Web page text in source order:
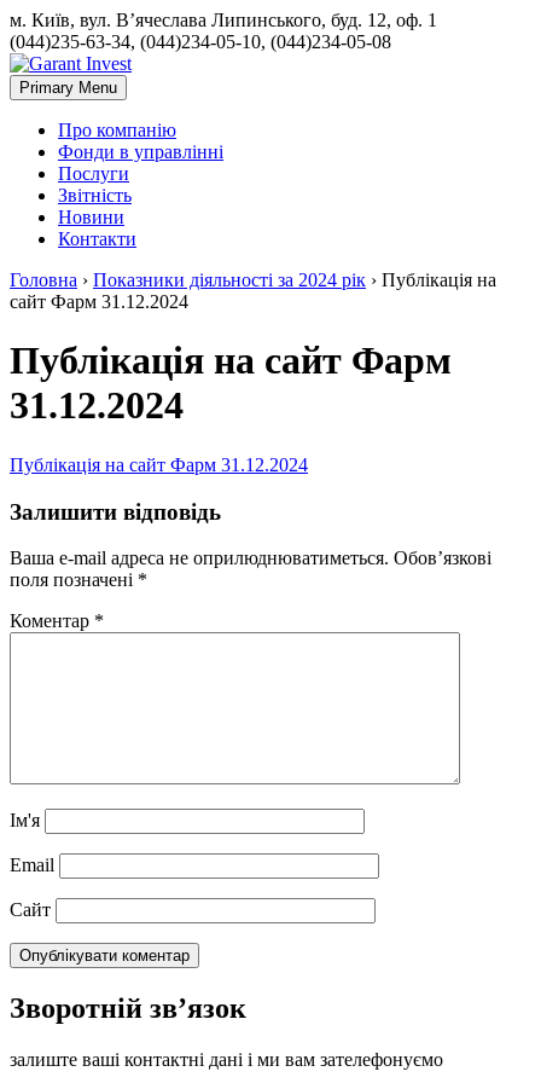
м. Київ, вул. В’ячеслава Липинського, буд. 12, оф. 1
(044)235-63-34, (044)234-05-10, (044)234-05-08
Primary Menu
Про компанію
Фонди в управлінні
Послуги
Звітність
Новини
Контакти
Головна › Показники діяльності за 2024 рік › Публікація на
сайт Фарм 31.12.2024
Публікація на сайт Фарм
31.12.2024
Публікація на сайт Фарм 31.12.2024
Залишити відповідь
Ваша e-mail адреса не оприлюднюватиметься. Обов’язкові
поля позначені *
Коментар *
Ім'я
Email
Сайт
Зворотній зв’язок
залиште ваші контактні дані і ми вам зателефонуємо